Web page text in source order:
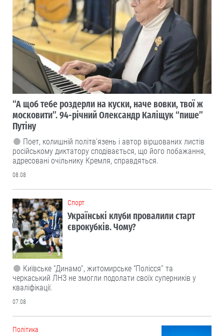
“А щоб тебе роздерли на куски, наче вовки, твої ж
московити”. 94-річний Олександр Каліщук “пише”
Путіну
Поет, колишній політв'язень і автор віршованих листів
російському диктатору сподівається, що його побажання,
адресовані очільнику Кремля, справдяться.
08.08
Cпорт
Українські клуби провалили старт
єврокубків. Чому?
Київське “Динамо”, житомирське “Полісся” та
черкаський ЛНЗ не змогли подолати своїх суперників у
кваліфікації.
07.08
Політика